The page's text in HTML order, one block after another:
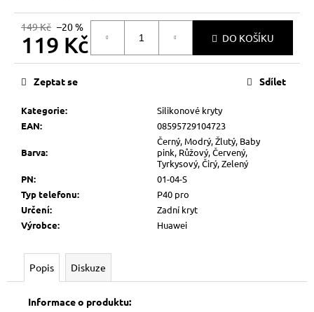
149 Kč –20 %
119 Kč
Měrná
DO KOŠÍKU
Kategorie:
Silikonové kryty
EAN: 08595729104723
Barva:
Černý, Modrý, Žlutý, Baby
pink, Růžový, Červený,
Tyrkysový, Čirý, Zelený
PN:
01-04-S
Typ telefonu:
P40 pro
Určení:
Zadní kryt
Výrobce: Huawei
Zeptat se Sdílet
Popis Diskuze
Informace o produktu: